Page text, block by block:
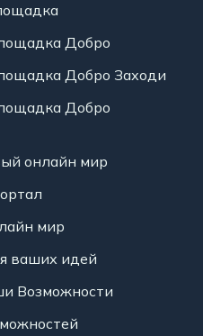
Добро
Добро Заходи
Добро
онлайн мир
мир
ваших идей
Возможности